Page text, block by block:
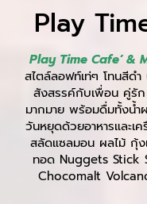
Play
Play Time Cafe’ &
สไตล์ลอฟท์เท่ๆ โทนสีดำ
สังสรรค์กับเพื่อน คู่รัก
มากมาย พร้อมดื่มทั้งน้ำ
วันหยุดด้วยอาหารและเ
สลัดแซลมอน ผลไม้ กุ้ง
ทอด Nuggets
Chocomalt